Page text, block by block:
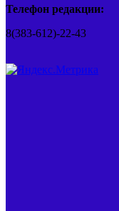
Телефон редакции:
8(383-612)-22-43